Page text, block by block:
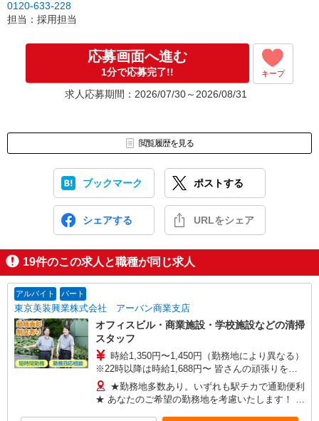
0120-633-228
担当：採用担当
応募画面へ進む
1分で応募完了!! キープ
求人応募期間：2026/07/30～2026/08/31
閲覧履歴を見る
ブックマーク ポストする
シェアする URLをシェア
19件のこの求人と職種が同じ求人
アルバイト パート
東京美装興業株式会社 アーバン商業支店
オフィスビル・商業施設・学校施設などの清掃
スタッフ
時給1,350円〜1,450円（勤務地により異なる）
※22時以降は時給1,688円〜 皆さんの頑張りをし
っかりと評価する為 また、短時間でもしっかり稼
げるように 時給を高めに設定しております！
★勤務地多数あり。いずれも駅チカで通勤便利
★ あなたのご希望の勤務地を考慮いたします！ 他